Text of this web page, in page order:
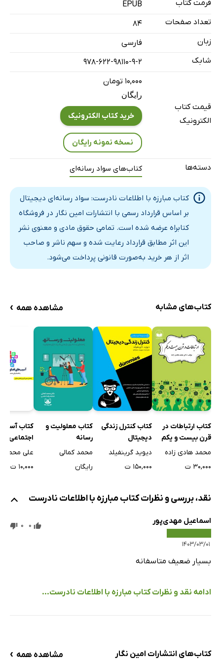
جواب‌های مقاله دوم
سخنرانی هفتم: ارزیابی اخبار علمی و سلامت
فرمت کتاب
EPUB
تعداد صفحات
84
زبان
فارسی
شابک
978-622-98110-9-2
قیمت کتاب
الکترونیک
۱۰,۰۰۰ تومان
رایگان
خرید کتاب الکترونیک
نسخه نمونه رایگان
دسته‌ها کتاب‌های سواد رسانه‌ای
کتاب مبارزه با اطلاعات نادرست: سواد رسانه‌ای دیجیتال
بر اساس قرارداد رسمی با انتشارات امین نگار در فروشگاه
کتابراه عرضه شده است. تمامی حقوق مادی و معنوی نشر
این اثر مطابق قرارداد رعایت شده و سهم ناشر و صاحب
اثر از هر خرید به‌صورت قانونی پرداخت می‌شود.
کتاب‌های مشابه مشاهده همه ›
کتاب ارتباطات در
قرن بیست و یکم
محمد هادی زاده
۳۰,۰۰۰ ت
کتاب کنترل زندگی
دیجیتال
دیوید گرینفیلد
۱۵۰,۰۰۰ ت
کتاب معلولیت و
رسانه
محمد کمالی
رایگان
کتاب
اجتماعی
مجازی
علی محمد
۱۰,۰۰۰ ت
نقد، بررسی و نظرات کتاب مبارزه با اطلاعات نادرست
اسماعیل مهدی‌پور
۱۴۰۳/۰۳/۰۱
0
0
بسیار ضعیف متاسفانه
ادامه نقد و نظرات کتاب مبارزه با اطلاعات نادرست...
کتاب‌های انتشارات امین نگار مشاهده همه ›